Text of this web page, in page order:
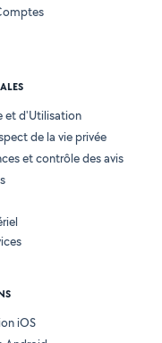
et d'Utilisation
de la vie privée
et contrôle des avis
iOS